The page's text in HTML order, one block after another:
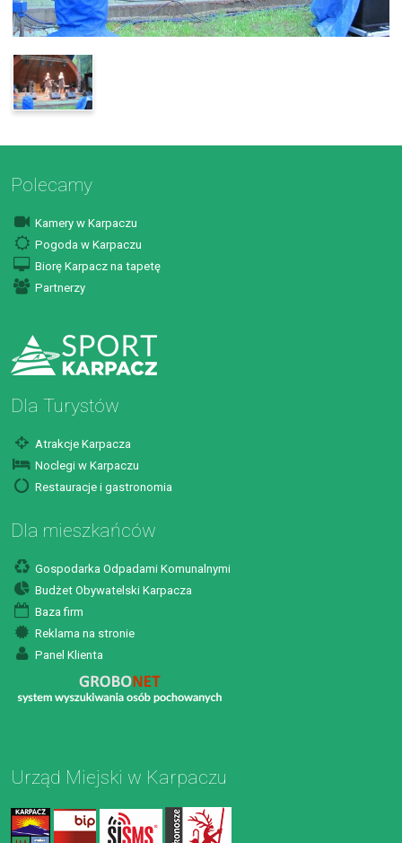
Polecamy
Kamery w Karpaczu
Pogoda w Karpaczu
Biorę Karpacz na tapetę
Partnerzy
Dla Turystów
Atrakcje Karpacza
Noclegi w Karpaczu
Restauracje i gastronomia
Dla mieszkańców
Gospodarka Odpadami Komunalnymi
Budżet Obywatelski Karpacza
Baza firm
Reklama na stronie
Panel Klienta
Urząd Miejski w Karpaczu